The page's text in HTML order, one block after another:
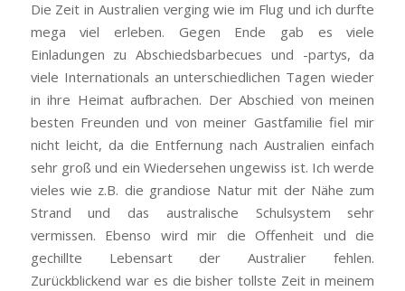
Die Zeit in Australien verging wie im Flug und ich durfte
mega viel erleben. Gegen Ende gab es viele
Einladungen zu Abschiedsbarbecues und -partys, da
viele Internationals an unterschiedlichen Tagen wieder
in ihre Heimat aufbrachen. Der Abschied von meinen
besten Freunden und von meiner Gastfamilie fiel mir
nicht leicht, da die Entfernung nach Australien einfach
sehr groß und ein Wiedersehen ungewiss ist. Ich werde
vieles wie z.B. die grandiose Natur mit der Nähe zum
Strand und das australische Schulsystem sehr
vermissen. Ebenso wird mir die Offenheit und die
gechillte Lebensart der Australier fehlen.
Zurückblickend war es die bisher tollste Zeit in meinem